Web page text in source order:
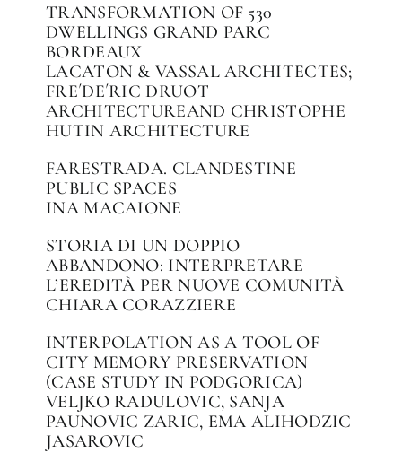
TRANSFORMATION OF 530
DWELLINGS GRAND PARC
BORDEAUX
LACATON & VASSAL ARCHITECTES;
FRE´DE´RIC DRUOT
ARCHITECTUREAND CHRISTOPHE
HUTIN ARCHITECTURE
FARESTRADA. CLANDESTINE
PUBLIC SPACES
INA MACAIONE
STORIA DI UN DOPPIO
ABBANDONO: INTERPRETARE
L’EREDITÀ PER NUOVE COMUNITÀ
CHIARA CORAZZIERE
INTERPOLATION AS A TOOL OF
CITY MEMORY PRESERVATION
(CASE STUDY IN PODGORICA)
VELJKO RADULOVIC, SANJA
PAUNOVIC ZARIC, EMA ALIHODZIC
JASAROVIC